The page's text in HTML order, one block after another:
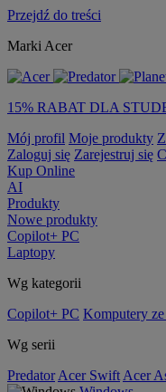
Przejdź do treści
Marki Acer
15% RABAT DLA
Mój profil Moje produkty
Zaloguj się Zarejestruj się
Kup Online
AI
Produkty
Nowe produkty
Copilot+ PC
Laptopy
Wg kategorii
Copilot+ PC Komputery
Wg serii
Predator Acer Swift Acer